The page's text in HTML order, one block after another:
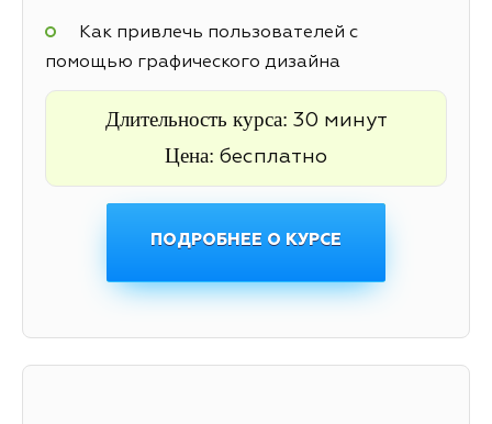
Как привлечь пользователей с
помощью графического дизайна
Длительность курса: 30 минут
Цена: бесплатно
ПОДРОБНЕЕ О КУРСЕ